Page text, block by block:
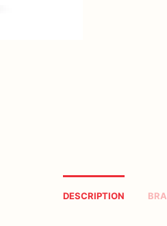
DESCRIPTION